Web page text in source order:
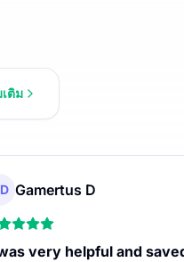
ติม
Gamertus D
very helpful and